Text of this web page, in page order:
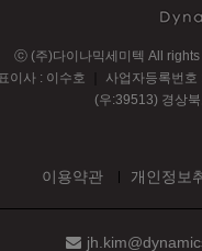
ⓒ (주)다이나믹세미텍 All rights
이사 : 이수호 사업자등록번
(우:39513) 경상
이용약관 개인정보